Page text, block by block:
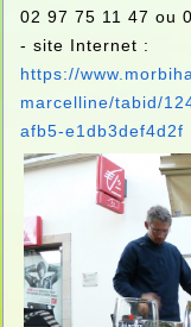
02 97 75 11 47 ou
- site Internet :
https://
marcelline/tabid/
afb5-e1db3def4d2f